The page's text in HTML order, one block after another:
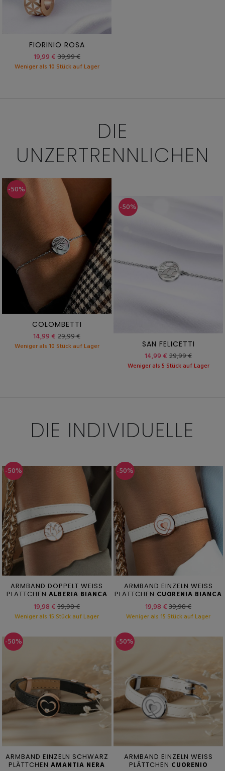
FIORINIO ROSA
19,99 €39,99 €
Weniger als 10 Stück auf Lager
DIE
UNZERTRENNLICHEN
-50%
COLOMBETTI
14,99 € 29,99 €
Weniger als 10 Stück auf Lager
-50%
SAN FELICETTI
14,99 € 29,99 €
Weniger als 5 Stück auf Lager
DIE INDIVIDUELLE
-50%
ARMBAND DOPPELT WEISS
PLÄTTCHEN ALBERIA BIANCA
19,98 €39,98 €
Weniger als 15 Stück auf Lager
-50%
ARMBAND EINZELN WEISS
PLÄTTCHEN CUORENIA BIANCA
19,98 €39,98 €
Weniger als 15 Stück auf Lager
-50%
ARMBAND EINZELN SCHWARZ
PLÄTTCHEN AMANTIA NERA
-50%
ARMBAND EINZELN WEISS
PLÄTTCHEN CUORENIO